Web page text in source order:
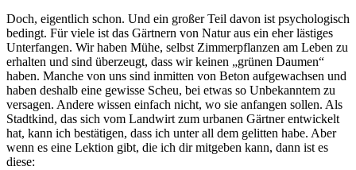
Doch, eigentlich schon. Und ein großer Teil davon ist psychologisch
bedingt. Für viele ist das Gärtnern von Natur aus ein eher lästiges
Unterfangen. Wir haben Mühe, selbst Zimmerpflanzen am Leben zu
erhalten und sind überzeugt, dass wir keinen „grünen Daumen“
haben. Manche von uns sind inmitten von Beton aufgewachsen und
haben deshalb eine gewisse Scheu, bei etwas so Unbekanntem zu
versagen. Andere wissen einfach nicht, wo sie anfangen sollen. Als
Stadtkind, das sich vom Landwirt zum urbanen Gärtner entwickelt
hat, kann ich bestätigen, dass ich unter all dem gelitten habe. Aber
wenn es eine Lektion gibt, die ich dir mitgeben kann, dann ist es
diese: